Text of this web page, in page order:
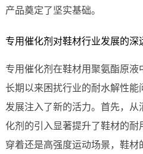
产品奠定了坚实基础。
专用催化剂对鞋材行业发展的深
专用催化剂在鞋材用聚氨酯原液
长期以来困扰行业的耐水解性
发展注入了新的活力。首先，
化剂的引入显著提升了鞋材的
穿着还是高强度运动场景，鞋